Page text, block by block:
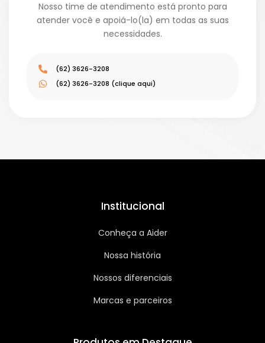
Nosso time de atendimento está pronto para
atender você e apoiá-lo(la) em todas as suas
necessidades.
(62) 3626-3208
(62) 3626-3208 (clique aqui)
Institucional
Conheça a Aider
Nossa história
Nossos diferenciais
Marcas e parceiros